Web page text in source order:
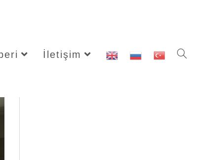
İletişim